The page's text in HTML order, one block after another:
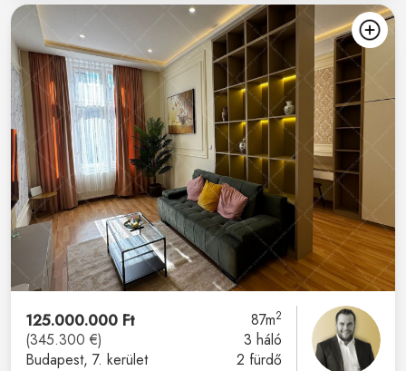
125.000.000 Ft
(345.300 €)
Budapest, 7. kerület
87m2
3 háló
2 fürdő